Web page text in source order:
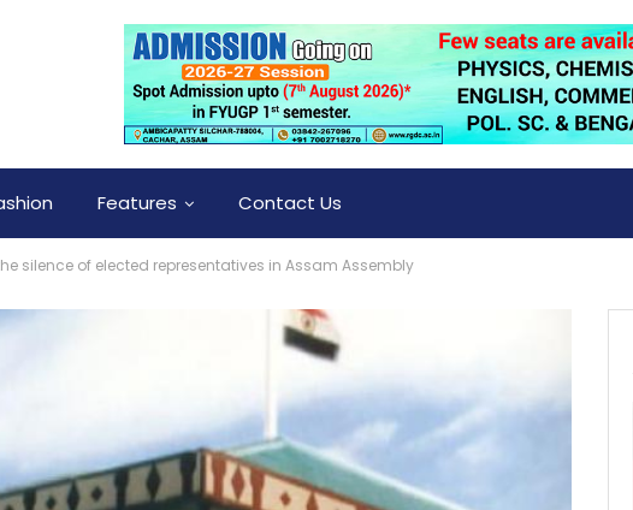
Features Contact Us
silence of elected representatives in Assam Assembly